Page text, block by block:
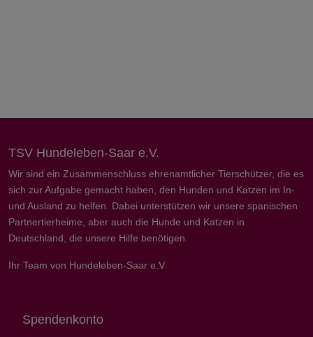
TSV Hundeleben-Saar e.V.
Wir sind ein Zusammenschluss ehrenamtlicher Tierschützer, die es
sich zur Aufgabe gemacht haben, den Hunden und Katzen im In-
und Ausland zu helfen. Dabei unterstützen wir unsere spanischen
Partnertierheime, aber auch die Hunde und Katzen in
Deutschland, die unsere Hilfe benötigen.
Ihr Team von Hundeleben-Saar e.V.
Spendenkonto